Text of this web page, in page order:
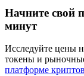
USDC
Начните свой
минут
Исследуйте цены
токены и
платформе